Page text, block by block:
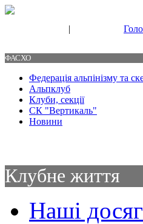
|
ФАСХО
Федерація альпінізму та
Альпклуб
Клуби, секції
СК "Вертикаль"
Новини
Клубне життя
Наші